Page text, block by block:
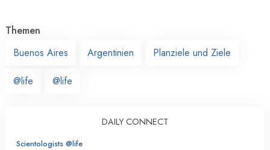
Themen
Buenos Aires
Argentinien Planziele und Ziele
@life @life
DAILY CONNECT
Scientologists @life